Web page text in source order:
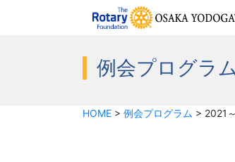
例会プログラム
HOME > 例会プログラム > 2021